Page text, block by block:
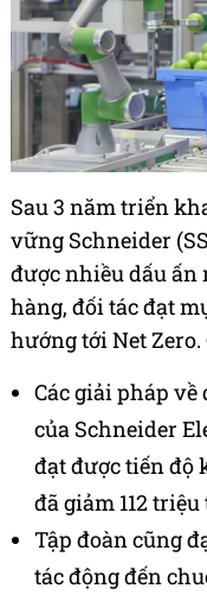
Sau 3 năm triển
vững Schneider
được nhiều dấu ấn
hàng, đối tác đạt
hướng tới Net
Các giải pháp về
của Schneider
đạt được tiến độ
đã giảm 112
Tập đoàn cũng
tác động đến